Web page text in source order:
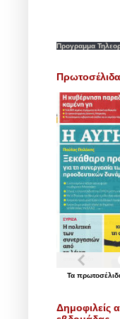
Προγραμμα
Πρωτοσέλιδα
Τα
Δημοφιλείς